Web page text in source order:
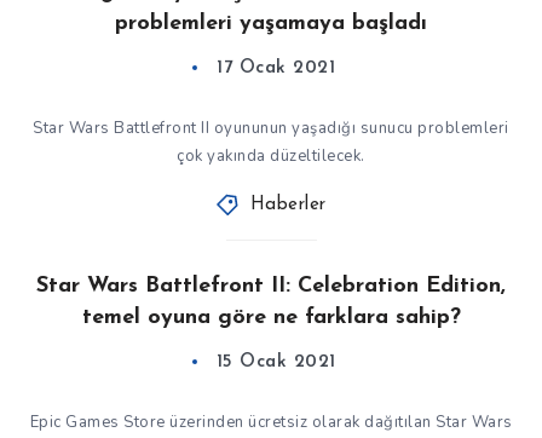
problemleri yaşamaya başladı
17 Ocak 2021
Star Wars Battlefront II oyununun yaşadığı sunucu problemleri
çok yakında düzeltilecek.
Haberler
Star Wars Battlefront II: Celebration Edition,
temel oyuna göre ne farklara sahip?
15 Ocak 2021
Epic Games Store üzerinden ücretsiz olarak dağıtılan Star Wars